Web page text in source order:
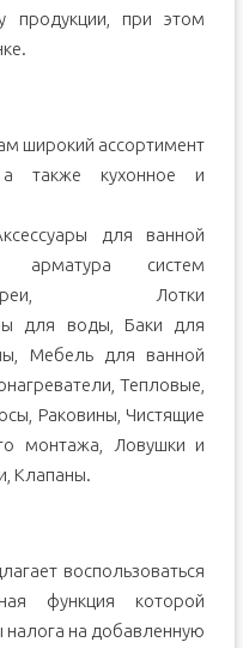
продукции, при этом
широкий ассортимент
а также кухонное и
для ванной
систем
Лотки
для воды, Баки для
Мебель для ванной
Тепловые,
Раковины, Чистящие
монтажа, Ловушки и
Клапаны.
воспользоваться
функция которой
налога на добавленную